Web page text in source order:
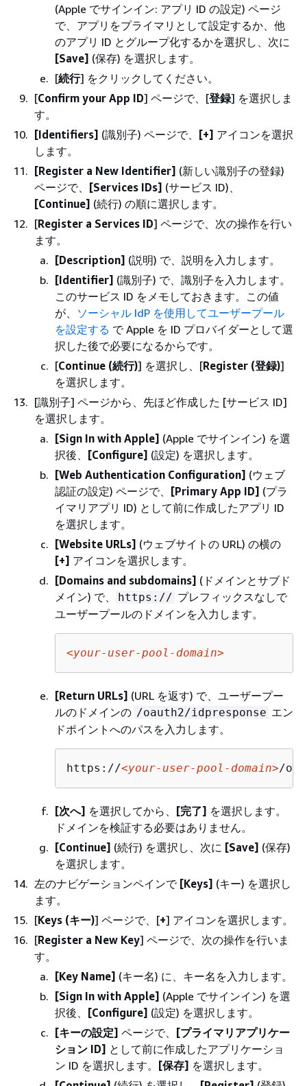
(Apple でサインイン: アプリ ID の設定) ページ
で、アプリをプライマリとして設定するか、他
のアプリ ID とグループ化するかを選択し、次に
[Save] (保存) を選択します。
[続行] をクリックしてください。
[Confirm your App ID] ページで、[登録] を選択しま
す。
[Identifiers] (識別子) ページで、 [+] アイコンを選択
します。
[Register a New Identifier] (新しい識別子の登録)
ページで、 [Services IDs] (サービス ID)、
[Continue] (続行) の順に選択します。
[Register a Services ID] ページで、次の操作を行い
ます。
[Description] (説明) で、説明を入力します。
[Identifier] (識別子) で、識別子を入力します。
このサービス ID をメモしておきます。この値
が、 ソーシャル IdP を使用してユーザープール
を設定する で Apple を ID プロバイダーとして選
択した後で必要になるからです。
[Continue (続行)] を選択し、[Register (登録)]
を選択します。
[識別子] ページから、先ほど作成した [サービス ID]
を選択します。
[Sign In with Apple] (Apple でサインイン) を選
択後、 [Configure] (設定) を選択します。
[Web Authentication Configuration] (ウェブ
認証の設定) ページで、 [Primary App ID] (プラ
イマリアプリ ID) として前に作成したアプリ ID
を選択します。
[Website URLs] (ウェブサイトの URL) の横の
[+] アイコンを選択します。
[Domains and subdomains] (ドメインとサブド
メイン) で、
https:// プレフィックスなしで
ユーザープールのドメインを入力します。
<your-user-pool-domain>
[Return URLs] (URL を返す) で、ユーザープー
ルのドメインの /oauth2/idpresponse エン
ドポイントへのパスを入力します。
https://<your-user-pool-domain>/
[次へ] を選択してから、 [完了] を選択します。
ドメインを検証する必要はありません。
[Continue] (続行) を選択し、次に [Save] (保存)
を選択します。
左のナビゲーションペインで [Keys] (キー) を選択し
ます。
[Keys (キー)] ページで、[+] アイコンを選択します。
[Register a New Key] ページで、次の操作を行いま
す。
[Key Name] (キー名) に、キー名を入力します。
[Sign In with Apple] (Apple でサインイン) を選
択後、 [Configure] (設定) を選択します。
[キーの設定] ページで、 [プライマリアプリケー
ション ID] として前に作成したアプリケーショ
ン ID を選択します。 [保存] を選択します。